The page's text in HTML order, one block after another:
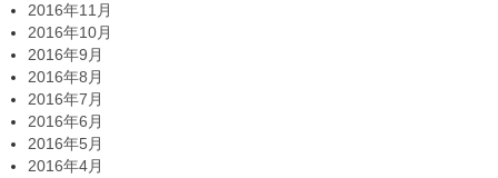
2016年11月
2016年10月
2016年9月
2016年8月
2016年7月
2016年6月
2016年5月
2016年4月